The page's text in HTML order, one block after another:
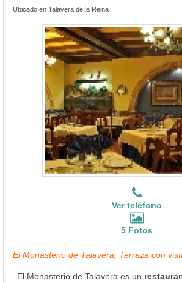
Ubicado en Talavera de la Reina
Ver teléfono
5 Fotos
El Monasterio de Talavera, Terraza con
El Monasterio de Talavera es un